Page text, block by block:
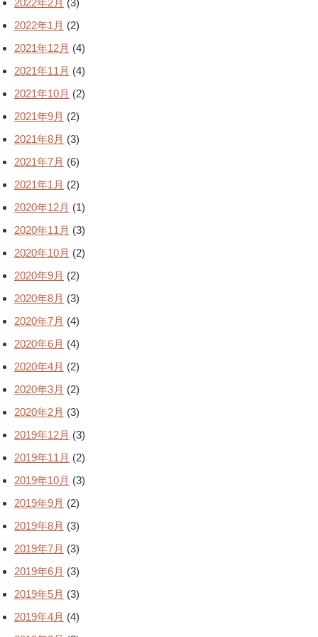
2022年2月 (3)
2022年1月 (2)
2021年12月 (4)
2021年11月 (4)
2021年10月 (2)
2021年9月 (2)
2021年8月 (3)
2021年7月 (6)
2021年1月 (2)
2020年12月 (1)
2020年11月 (3)
2020年10月 (2)
2020年9月 (2)
2020年8月 (3)
2020年7月 (4)
2020年6月 (4)
2020年4月 (2)
2020年3月 (2)
2020年2月 (3)
2019年12月 (3)
2019年11月 (2)
2019年10月 (3)
2019年9月 (2)
2019年8月 (3)
2019年7月 (3)
2019年6月 (3)
2019年5月 (3)
2019年4月 (4)